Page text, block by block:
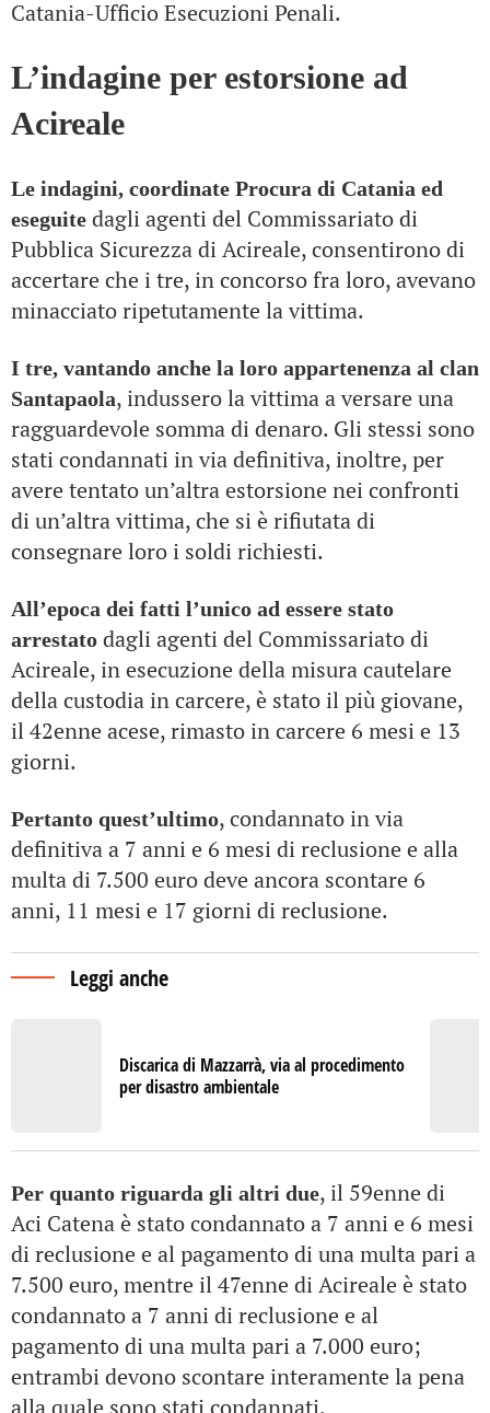
Catania-Ufficio Esecuzioni Penali.
L’indagine per estorsione ad
Acireale
Le indagini, coordinate Procura di Catania ed
eseguite dagli agenti del Commissariato di
Pubblica Sicurezza di Acireale, consentirono di
accertare che i tre, in concorso fra loro, avevano
minacciato ripetutamente la vittima.
I tre, vantando anche la loro appartenenza al clan
Santapaola, indussero la vittima a versare una
ragguardevole somma di denaro. Gli stessi sono
stati condannati in via definitiva, inoltre, per
avere tentato un’altra estorsione nei confronti
di un’altra vittima, che si è rifiutata di
consegnare loro i soldi richiesti.
All’epoca dei fatti l’unico ad essere stato
arrestato dagli agenti del Commissariato di
Acireale, in esecuzione della misura cautelare
della custodia in carcere, è stato il più giovane,
il 42enne acese, rimasto in carcere 6 mesi e 13
giorni.
Pertanto quest’ultimo, condannato in via
definitiva a 7 anni e 6 mesi di reclusione e alla
multa di 7.500 euro deve ancora scontare 6
anni, 11 mesi e 17 giorni di reclusione.
Leggi anche
Discarica di Mazzarrà, via al procedimento
per disastro ambientale
Per quanto riguarda gli altri due, il 59enne di
Aci Catena è stato condannato a 7 anni e 6 mesi
di reclusione e al pagamento di una multa pari a
7.500 euro, mentre il 47enne di Acireale è stato
condannato a 7 anni di reclusione e al
pagamento di una multa pari a 7.000 euro;
entrambi devono scontare interamente la pena
alla quale sono stati condannati.